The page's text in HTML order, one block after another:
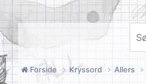
Forside Kryssord Allers